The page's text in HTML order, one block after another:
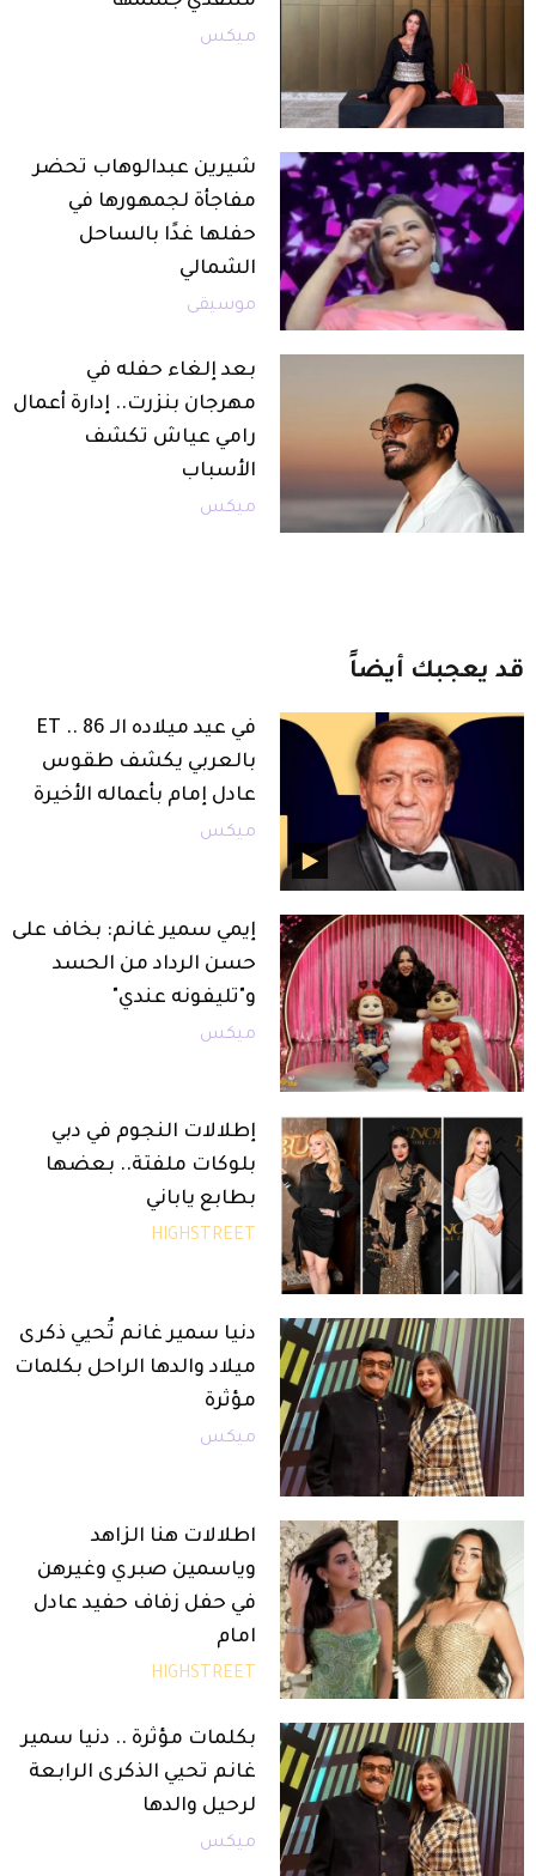
ميكس
شيرين عبدالوهاب تحضر
مفاجأة لجمهورها في
حفلها غدًا بالساحل
الشمالي
موسيقى
بعد إلغاء حفله في
مهرجان بنزرت.. إدارة أعمال
رامي عياش تكشف
الأسباب
ميكس
قد يعجبك أيضاً
في عيد ميلاده الـ 86 .. ET
بالعربي يكشف طقوس
عادل إمام بأعماله الأخيرة
ميكس
إيمي سمير غانم: بخاف على
حسن الرداد من الحسد
و"تليفونه عندي"
ميكس
إطلالات النجوم في دبي
بلوكات ملفتة.. بعضها
بطابع ياباني
HIGHSTREET
دنيا سمير غانم تُحيي ذكرى
ميلاد والدها الراحل بكلمات
مؤثرة
ميكس
اطلالات هنا الزاهد
وياسمين صبري وغيرهن
في حفل زفاف حفيد عادل
امام
HIGHSTREET
بكلمات مؤثرة .. دنيا سمير
غانم تحيي الذكرى الرابعة
لرحيل والدها
ميكس